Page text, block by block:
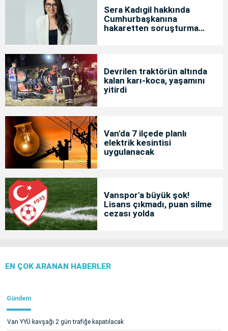
Sera Kadıgil hakkında
Cumhurbaşkanına
hakaretten soruşturma
Devrilen traktörün altında
kalan karı-koca, yaşamını
yitirdi
Van'da 7 ilçede planlı
elektrik kesintisi
uygulanacak
Vanspor'a büyük şok!
Lisans çıkmadı, puan silme
cezası yolda
EN ÇOK ARANAN HABERLER
Gündem
Van YYÜ kavşağı 2 gün trafiğe kapatılacak